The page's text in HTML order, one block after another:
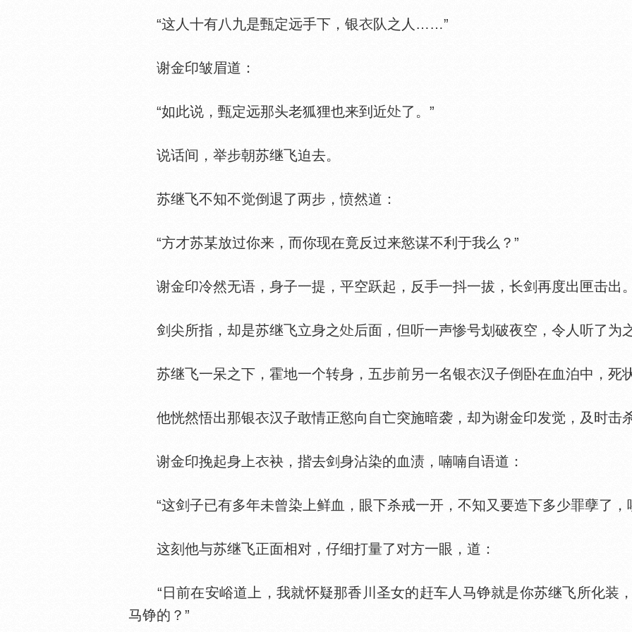
“这人十有八九是甄定远手下，银 队之人……”
谢金印皱眉道：
“如此说，甄定远那头老狐狸也来到近 了。”
说话间，举步朝苏继飞迫去。
苏继飞不知不觉倒退了两步，愤然道：
“方才苏某放过你来，而你现在竟反过来慾谋不利于我么？”
谢金印冷然无语，身子一提，平空跃起，反手一抖一拔，长剑再度出匣击出
剑尖所指，却是苏继飞立身之 后面，但听一声惨号划破夜空，令人听了为
苏继飞一呆之下，霍地一个转身，五步前另一名银 汉子倒卧在血泊中，死
他恍然悟出那银 汉子敢情正慾向自亡突施暗袭，却为谢金印发觉，及时击
谢金印挽起身上 袂，揩去剑身沾染的血渍，喃喃自语道：
“这剑子已有多年未曾染上鲜血，眼下杀戒一开，不知又要造下多少罪孽了，
这刻他与苏继飞正面相对，仔细打量了对方一眼，道：
“日前在安峪道上，我就怀疑那香川圣女的赶车人马铮就是你苏继飞所化装
马铮的？”